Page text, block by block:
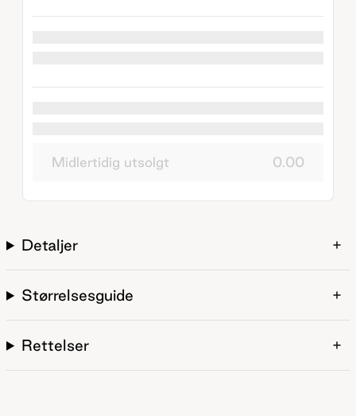
Midlertidig utsolgt 0.00
Detaljer
Størrelsesguide
Rettelser